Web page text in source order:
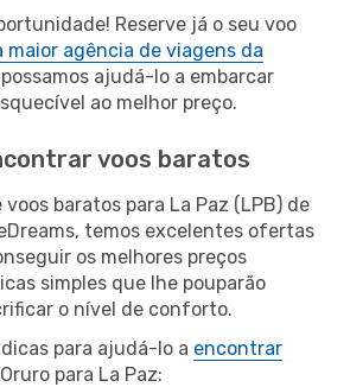
Reserve já o seu voo
maior agência de viagens da
ajudá-lo a embarcar
ao melhor preço.
voos baratos
baratos para La Paz (LPB) de
temos excelentes ofertas
os melhores preços
simples que lhe pouparão
o nível de conforto.
para ajudá-lo a encontrar
para La Paz: